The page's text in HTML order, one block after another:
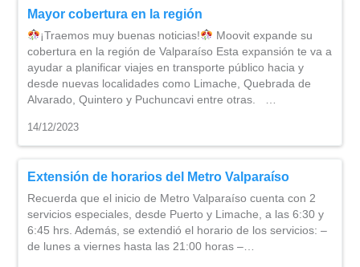
Mayor cobertura en la región
¡Traemos muy buenas noticias!
Moovit expande su
cobertura en la región de Valparaíso Esta expansión te va a
ayudar a planificar viajes en transporte público hacia y
desde nuevas localidades como Limache, Quebrada de
Alvarado, Quintero y Puchuncavi entre otras. …
14/12/2023
Extensión de horarios del Metro Valparaíso
Recuerda que el inicio de Metro Valparaíso cuenta con 2
servicios especiales, desde Puerto y Limache, a las 6:30 y
6:45 hrs. Además, se extendió el horario de los servicios: –
de lunes a viernes hasta las 21:00 horas –…